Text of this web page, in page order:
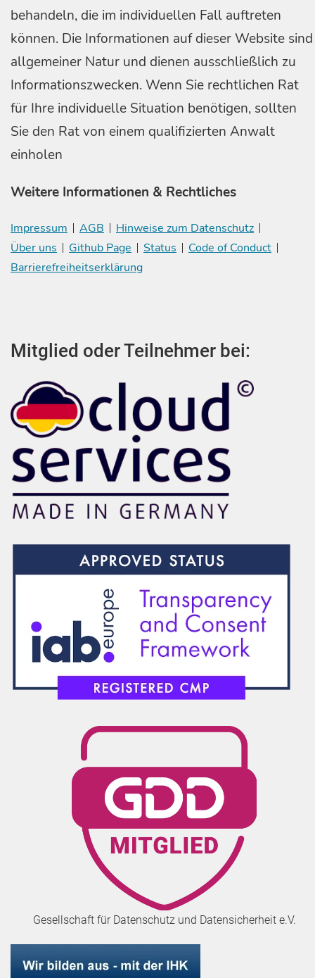
behandeln, die im individuellen Fall auftreten
können. Die Informationen auf dieser Website sind
allgemeiner Natur und dienen ausschließlich zu
Informationszwecken. Wenn Sie rechtlichen Rat
für Ihre individuelle Situation benötigen, sollten
Sie den Rat von einem qualifizierten Anwalt
einholen
Weitere Informationen & Rechtliches
Impressum AGB
Hinweise zum Datenschutz
Über uns
Github Page Status
Code of Conduct
Barrierefreiheitserklärung
Mitglied oder Teilnehmer bei:
Gesellschaft für Datenschutz und Datensicherheit e.V.